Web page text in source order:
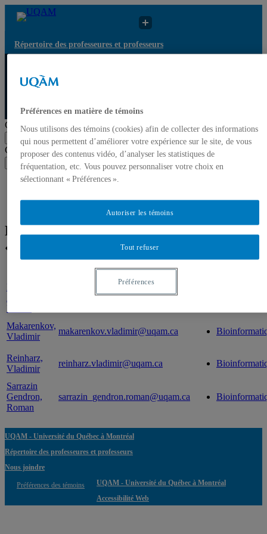
Répertoire des professeures et professeurs
UQAM
Répertoire des professeures et professeurs
Chercher par nom ou par expertise
Soumettre la recherche
Chercher par nom ou par expertise
Soumettre la recherche
Liste des professeures et professeurs par départements et
Résultats de recherche pour
« Bioinformatique »
Diallo,
Banire
diallo.abdoulaye@uqam.ca
Makarenkov,
Vladimir
makarenkov.vladimir@uqam.ca
Reinharz,
Vladimir
reinharz.vladimir@uqam.ca
Sarrazin
Gendron,
Roman
sarrazin_gendron.roman@uqam.ca
UQAM - Université du Québec à Montréal
Répertoire des professeures et professeurs
Nous joindre
Préférences des témoins
UQAM - Université du Québec à Montréal
Accessibilité Web
Préférences en matière de témoins
Nous utilisons des témoins (cookies) afin de collecter des informations
qui nous permettent d’améliorer votre expérience sur le site, de vous
proposer des contenus vidéo, d’analyser les statistiques de
fréquentation, etc. Vous pouvez personnaliser votre choix en
sélectionnant « Préférences ».
Tout refuser
Autoriser les témoins
Préférences